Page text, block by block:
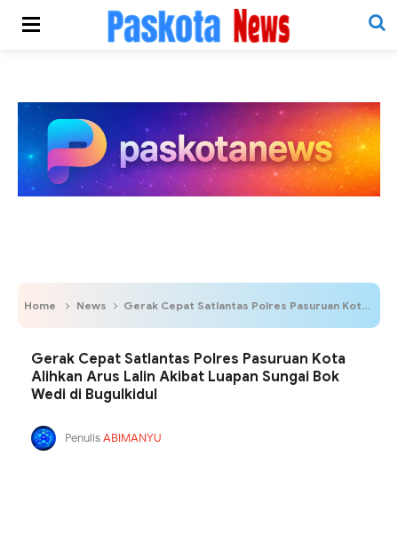
Home News Gerak Cepat Satlantas Polres Pasuruan Kota Alihkan Arus Lalin Akibat Luapan Sungai Bok Wedi di Bugulkidul
Gerak Cepat Satlantas Polres Pasuruan Kota
Alihkan Arus Lalin Akibat Luapan Sungai Bok
Wedi di Bugulkidul
PenulisABIMANYU